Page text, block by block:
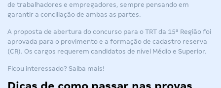
de trabalhadores e empregadores, sempre pensando em
garantir a conciliação de ambas as partes.
A proposta de abertura do concurso para o TRT da 15ª Região foi
aprovada para o provimento e a formação de cadastro reserva
(CR). Os cargos requerem candidatos de nível Médio e Superior.
Ficou interessado? Saiba mais!